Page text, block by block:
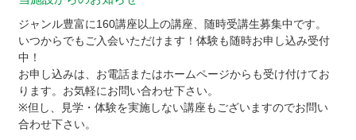
ジャンル豊富に160講座以上の講座、随時受講生募集中です。
いつからでもご入会いただけます！体験も随時お申し込み受付
中！
お申し込みは、お電話またはホームページからも受け付けてお
ります。お気軽にお問い合わせ下さい。
※但し、見学・体験を実施しない講座もございますのでお問い
合わせ下さい。